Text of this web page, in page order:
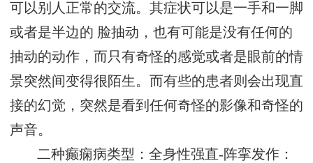
可以别人正常的交流。其症状可以是一手和一脚
或者是半边的 脸抽动，也有可能是没有任何的
抽动的动作，而只有奇怪的感觉或者是眼前的情
景突然间变得很陌生。而有些的患者则会出现直
接的幻觉，突然是看到任何奇怪的影像和奇怪的
声音。
二种癫痫病类型：全身性强直-阵挛发作：